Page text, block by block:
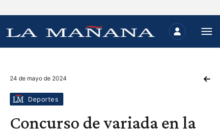
24 de mayo de 2024
Deportes
Concurso de variada en la